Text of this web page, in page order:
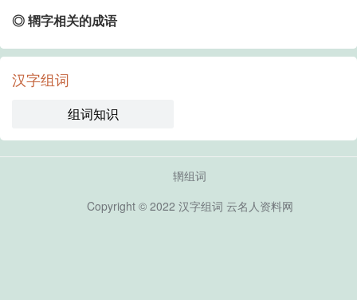
◎ 辋字相关的成语
汉字组词
组词知识
辋组词
Copyright © 2022 汉字组词 云名人资料网